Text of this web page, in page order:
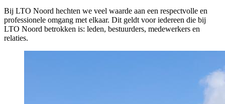
Bij LTO Noord hechten we veel waarde aan een respectvolle en
professionele omgang met elkaar. Dit geldt voor iedereen die bij
LTO Noord betrokken is: leden, bestuurders, medewerkers en
relaties.